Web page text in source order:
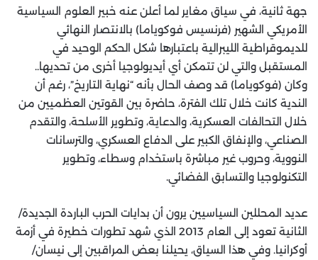
جهة ثانية، في سياق مغاير لما أعلن عنه خبير العلوم السياسية
الأمريكي الشهير (فرنسيس فوكوياما) بالانتصار النهائي
للديموقراطية الليبرالية باعتبارها شكل الحكم الوحيد في
المستقبل والتي لن تتمكن أي أيديولوجيا أخرى من تحديها..
وكان (فوكوياما) قد وصف الحال بأنه “نهاية التاريخ”، رغم أن
الندية كانت خلال تلك الفترة، حاضرة بين القوتين العظميين من
خلال التحالفات العسكرية، والدعاية، وتطوير الأسلحة، والتقدم
الصناعي، والإنفاق الكبير على الدفاع العسكري، والترسانات
النووية، وحروب غير مباشرة باستخدام وسطاء، وتطوير
التكنولوجيا والتسابق الفضائي.
عديد المحللين السياسيين يرون أن بدايات الحرب الباردة الجديدة/
الثانية تعود إلى العام 2013 الذي شهد تطورات خطيرة في أزمة
أوكرانيا. وفي هذا السياق، يحيلنا بعض المراقبين إلى نيسان/